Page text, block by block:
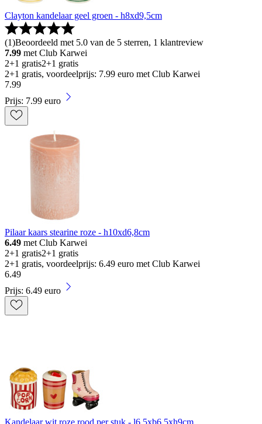
Clayton kandelaar geel groen - h8xd9,5cm
(1)Beoordeeld met 5.0 van de 5 sterren, 1 klantreview
7.99 met Club Karwei
2+1 gratis2+1 gratis
2+1 gratis, voordeelprijs: 7.99 euro met Club Karwei
7.99
Prijs: 7.99 euro
Pilaar kaars stearine roze - h10xd6,8cm
6.49 met Club Karwei
2+1 gratis2+1 gratis
2+1 gratis, voordeelprijs: 6.49 euro met Club Karwei
6.49
Prijs: 6.49 euro